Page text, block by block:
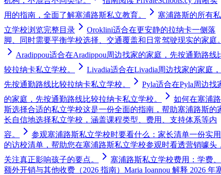
用的指南，全面了解塞浦路斯私立教育。
塞浦路斯的所有私
立学校浏览完整目录 Oroklini适合在更安静的拉纳卡一侧落
脚、同时需要平衡学校选择、交通覆盖和日常驾驶现实的家庭
Aradippou适合在Aradippou周边找家的家庭，先按通勤路线
较拉纳卡私立学校。
Livadia适合在Livadia周边找家的家庭，
先按通勤路线比较拉纳卡私立学校。
Pyla适合在Pyla周边找
的家庭，先按通勤路线比较拉纳卡私立学校。
如何在塞浦路
斯选择合适的私立学校这是一份全面的指南，帮助塞浦路斯的
长自信地选择私立学校，涵盖课程类型、费用、支持体系等内
容。
参观塞浦路斯私立学校时要看什么：家长清单一份实用
的访校清单，帮助您在塞浦路斯私立学校参观时看透营销噱头
关注真正影响孩子的要点。
塞浦路斯私立学校费用：学费、
额外开销与其他收费（2026 指南） Maria Ioannou 解释 2026 年